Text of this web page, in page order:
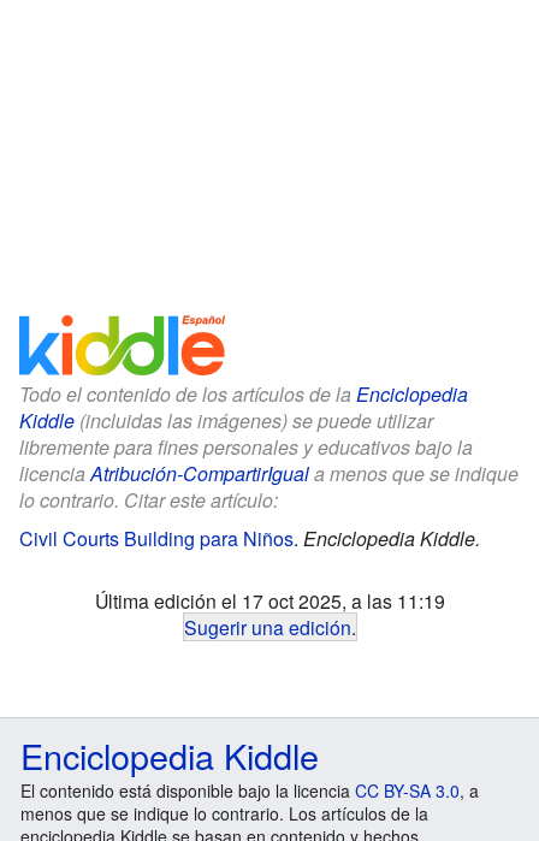
Todo el contenido de los artículos de la Enciclopedia
Kiddle (incluidas las imágenes) se puede utilizar
libremente para fines personales y educativos bajo la
licenciaAtribución-CompartirIguala menos que se indique
lo contrario. Citar este artículo:
Civil Courts Building para Niños. Enciclopedia Kiddle.
Última edición el 17 oct 2025, a las 11:19
Sugerir una edición.
Enciclopedia Kiddle
El contenido está disponible bajo la licencia CC BY-SA 3.0, a
menos que se indique lo contrario. Los artículos de la